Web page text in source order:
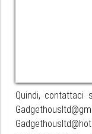
Quindi, contattaci